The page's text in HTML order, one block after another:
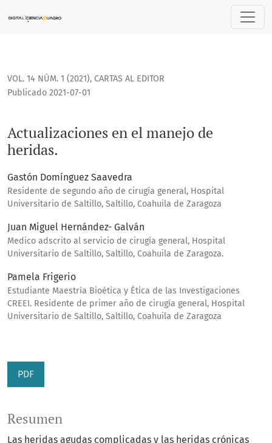
VOL. 14 NÚM. 1 (2021), CARTAS AL EDITOR
Actualizaciones en el manejo de
heridas.
Publicado 2021-07-01
Gastón Domínguez Saavedra
Residente de segundo año de cirugía general, Hospital
Universitario de Saltillo, Saltillo, Coahuila de Zaragoza
Juan Miguel Hernández- Galván
Medico adscrito al servicio de cirugía general, Hospital
Universitario de Saltillo, Saltillo, Coahuila de Zaragoza.
Pamela Frigerio
Estudiante Maestría Bioética y Ética de las Investigaciones
CREEI. Residente de primer año de cirugía general, Hospital
Universitario de Saltillo, Saltillo, Coahuila de Zaragoza
PDF
Resumen
Las heridas agudas complicadas y las heridas crónicas